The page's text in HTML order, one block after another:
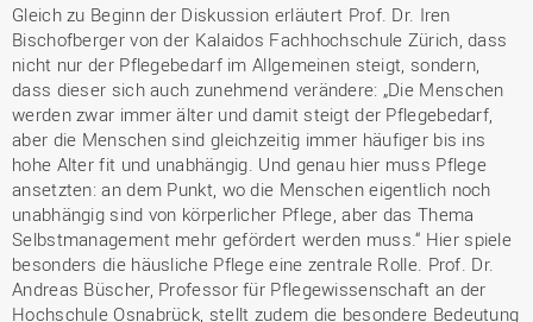
Gleich zu Beginn der Diskussion erläutert Prof. Dr. Iren
Bischofberger von der Kalaidos Fachhochschule Zürich, dass
nicht nur der Pflegebedarf im Allgemeinen steigt, sondern,
dass dieser sich auch zunehmend verändere: „Die Menschen
werden zwar immer älter und damit steigt der Pflegebedarf,
aber die Menschen sind gleichzeitig immer häufiger bis ins
hohe Alter fit und unabhängig. Und genau hier muss Pflege
ansetzten: an dem Punkt, wo die Menschen eigentlich noch
unabhängig sind von körperlicher Pflege, aber das Thema
Selbstmanagement mehr gefördert werden muss.“ Hier spiele
besonders die häusliche Pflege eine zentrale Rolle. Prof. Dr.
Andreas Büscher, Professor für Pflegewissenschaft an der
Hochschule Osnabrück, stellt zudem die besondere Bedeutung